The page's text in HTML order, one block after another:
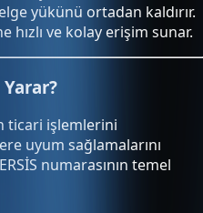
yükünü ortadan kaldırır.
hızlı ve kolay erişim sunar.
Yarar?
ticari işlemlerini
uyum sağlamalarını
numarasının temel